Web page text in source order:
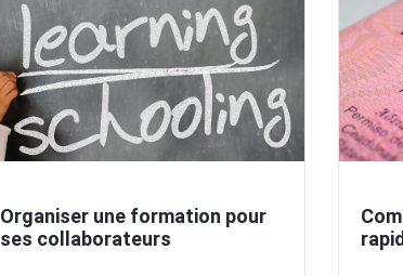
Organiser une formation pour
ses collaborateurs